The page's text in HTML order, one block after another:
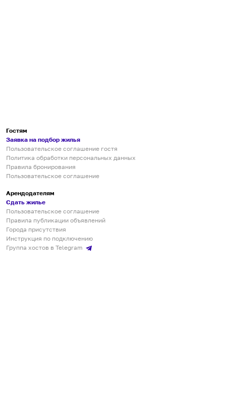
Гостям
Заявка на подбор жилья
Пользовательское соглашение гостя
Политика обработки персональных данных
Правила бронирования
Пользовательское соглашение
Арендодателям
Сдать жилье
Пользовательское соглашение
Правила публикации объявлений
Города присутствия
Инструкция по подключению
Группа хостов в Telegram